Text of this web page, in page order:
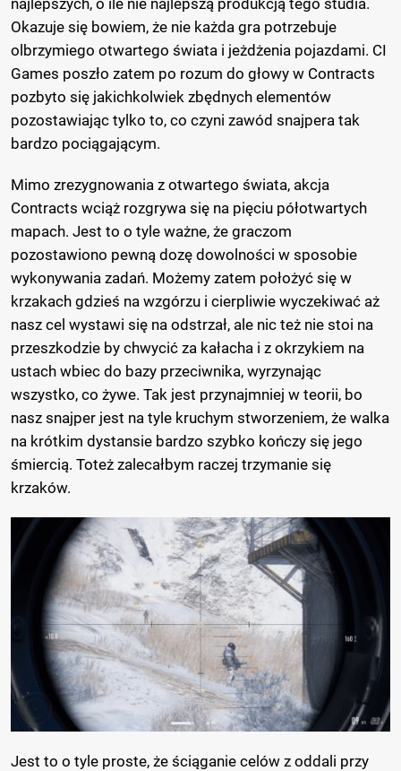
najlepszych, o ile nie najlepszą produkcją tego studia.
Okazuje się bowiem, że nie każda gra potrzebuje
olbrzymiego otwartego świata i jeżdżenia pojazdami. CI
Games poszło zatem po rozum do głowy w Contracts
pozbyto się jakichkolwiek zbędnych elementów
pozostawiając tylko to, co czyni zawód snajpera tak
bardzo pociągającym.
Mimo zrezygnowania z otwartego świata, akcja
Contracts wciąż rozgrywa się na pięciu półotwartych
mapach. Jest to o tyle ważne, że graczom
pozostawiono pewną dozę dowolności w sposobie
wykonywania zadań. Możemy zatem położyć się w
krzakach gdzieś na wzgórzu i cierpliwie wyczekiwać aż
nasz cel wystawi się na odstrzał, ale nic też nie stoi na
przeszkodzie by chwycić za kałacha i z okrzykiem na
ustach wbiec do bazy przeciwnika, wyrzynając
wszystko, co żywe. Tak jest przynajmniej w teorii, bo
nasz snajper jest na tyle kruchym stworzeniem, że walka
na krótkim dystansie bardzo szybko kończy się jego
śmiercią. Toteż zalecałbym raczej trzymanie się
krzaków.
Jest to o tyle proste, że ściąganie celów z oddali przy